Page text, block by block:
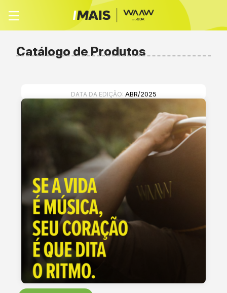
Catálogo de Produtos
DATA DA EDIÇÃO: ABR/2025